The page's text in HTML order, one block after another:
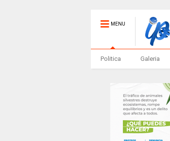
MENU
Politica Galeria